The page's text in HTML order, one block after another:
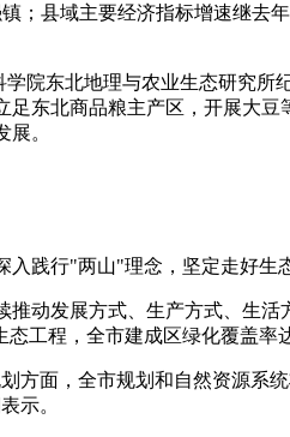
；县域主要经济指标增速继去
院东北地理与农业生态研究
东北商品粮主产区，开展大
。
践行"两山"理念，坚定走好生
动发展方式、生产方式、生
工程，全市建成区绿化覆盖率达
面，全市规划和自然资源系
示。